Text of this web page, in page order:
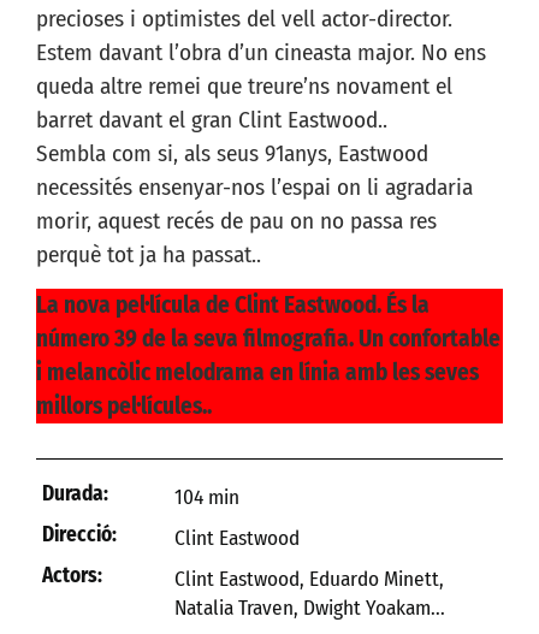
precioses i optimistes del vell actor-director.
Estem davant l’obra d’un cineasta major. No ens
queda altre remei que treure’ns novament el
barret davant el gran Clint Eastwood..
Sembla com si, als seus 91anys, Eastwood
necessités ensenyar-nos l’espai on li agradaria
morir, aquest recés de pau on no passa res
perquè tot ja ha passat..
La nova pel·lícula de Clint Eastwood. És la
número 39 de la seva filmografia. Un confortable
i melancòlic melodrama en línia amb les seves
millors pel·lícules..
Durada:
104 min
Direcció:
Clint Eastwood
Actors:
Clint Eastwood, Eduardo Minett,
Natalia Traven, Dwight Yoakam...